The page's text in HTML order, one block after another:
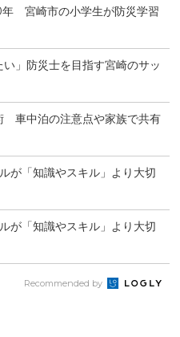
宮崎市の小学生が防災学習
い」防災士を目指す宮崎のサッ
車中泊の注意点や家族で共有
が「知識やスキル」より大切
が「知識やスキル」より大切
Recommended by